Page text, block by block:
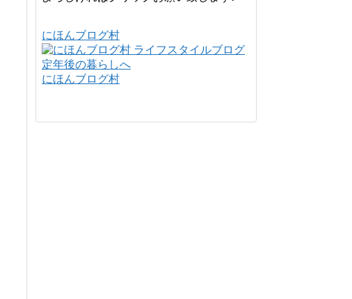
にほんブログ村
にほんブログ村